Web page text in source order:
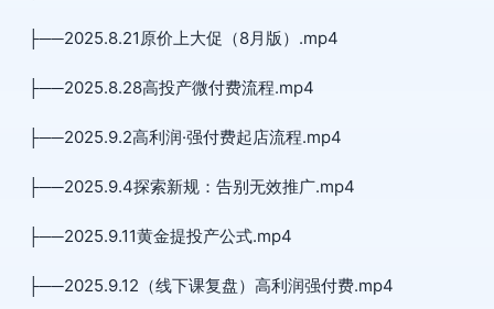
├──2025.8.21原价上大促（8月版）.mp4
├──2025.8.28高投产微付费流程.mp4
├──2025.9.2高利润·强付费起店流程.mp4
├──2025.9.4探索新规：告别无效推广.mp4
├──2025.9.11黄金提投产公式.mp4
├──2025.9.12（线下课复盘）高利润强付费.mp4